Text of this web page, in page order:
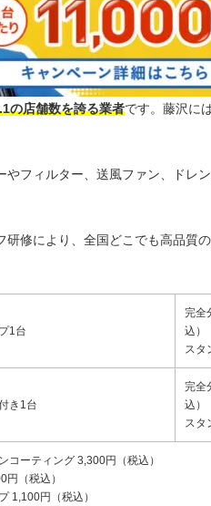
の店舗数を誇る業者です。藤沢に
フィルター、送風ファン、ドレ
修により、全国どこでも高品質
1台
完全
込）
スタ
き1台
完全
込）
スタ
コーティング 3,300円（税込）
円（税込）
1,100円（税込）